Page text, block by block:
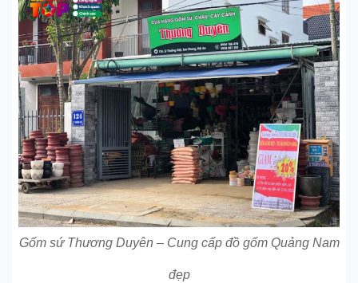
Gốm sứ Thương Duyên – Cung cấp đồ gốm Quảng Nam
đẹp